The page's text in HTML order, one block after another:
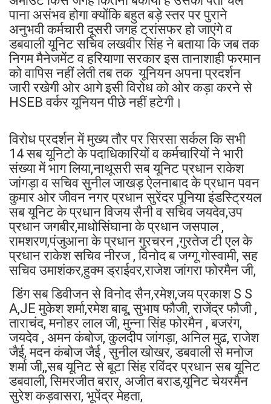
पाना असंभव होगा क्योंकि बहुत बड़े स्तर पर पुराने
अनुभवी कर्मचारी दूसरी जगह ट्रांसफर हो जाएंगे व
डबवाली यूनिट सचिव लखवीर सिंह ने बताया कि जब तक
निगम मैनेजमेंट व हरियाणा सरकार इस तानाशाही फरमान
को वापिस नहीं लेती तब तक यूनियन अपना प्रदर्शन
जारी रखेगी ओर आगे इसी विरोध को ओर कड़ा करने से
HSEB वर्कर यूनियन पीछे नहीं हटेगी।
विरोध प्रदर्शन में मुख्य तौर पर सिरसा सर्कल कि सभी
14 सब यूनिटो के पदाधिकारियों व कर्मचारियों ने भारी
संख्या में भाग लिया,नाथूसरी सब यूनिट प्रधान राकेश
जांगड़ा व सचिव सुनील जाखड़ ऐलनाबाद के प्रधान पवन
कुमार ओर जीवन नगर प्रधान सुरेंदर पूनिया इंडस्ट्रियल
सब यूनिट के प्रधान विजय सैनी व सचिव जयदेव,उप
प्रधान जगबीर,माधोसिंघाना के प्रधान जसपाल ,
रामशरण,पंजुआना के प्रधान गुरचरन ,गुरतेज टी एल के
प्रधान राकेश सचिव नीरज , विनोद ब जग्गू गोस्वामी, सह
सचिव उमाशंकर,हुक्म ड्राईवर,राजेश जांगरा फोरमैन जी,
डिंग सब डिवीजन से विनोद सैन,रमेश,जय प्रकाश S S
A,JE मुकेश शर्मा,रमेश बाबू, सुभाष फौजी, राजेंद्र फौजी ,
ताराचंद, मनोहर लाल जी, मुन्ना सिंह फोरमैन , बजरंग,
जयदेव , अमन कंबोज, कुलदीप जांगड़ा, अनिल मुढ, राजेश
जैई, मदन कंबोज जैई , सुनील खोखर, डबवाली से मनोज
शर्मा जी,,सब यूनिट से बूटा सिंह रविंदर प्रधान सब यूनिट
डबवाली, सिमरजीत बरार, अजीत बराड,यूनिट चेयरमैन
सुरेश कड़वासरा, भूपेंद्र मेहता,